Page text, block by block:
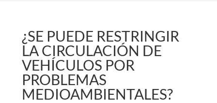
¿SE PUEDE RESTRINGIR
LA CIRCULACIÓN DE
VEHÍCULOS POR
PROBLEMAS
MEDIOAMBIENTALES?